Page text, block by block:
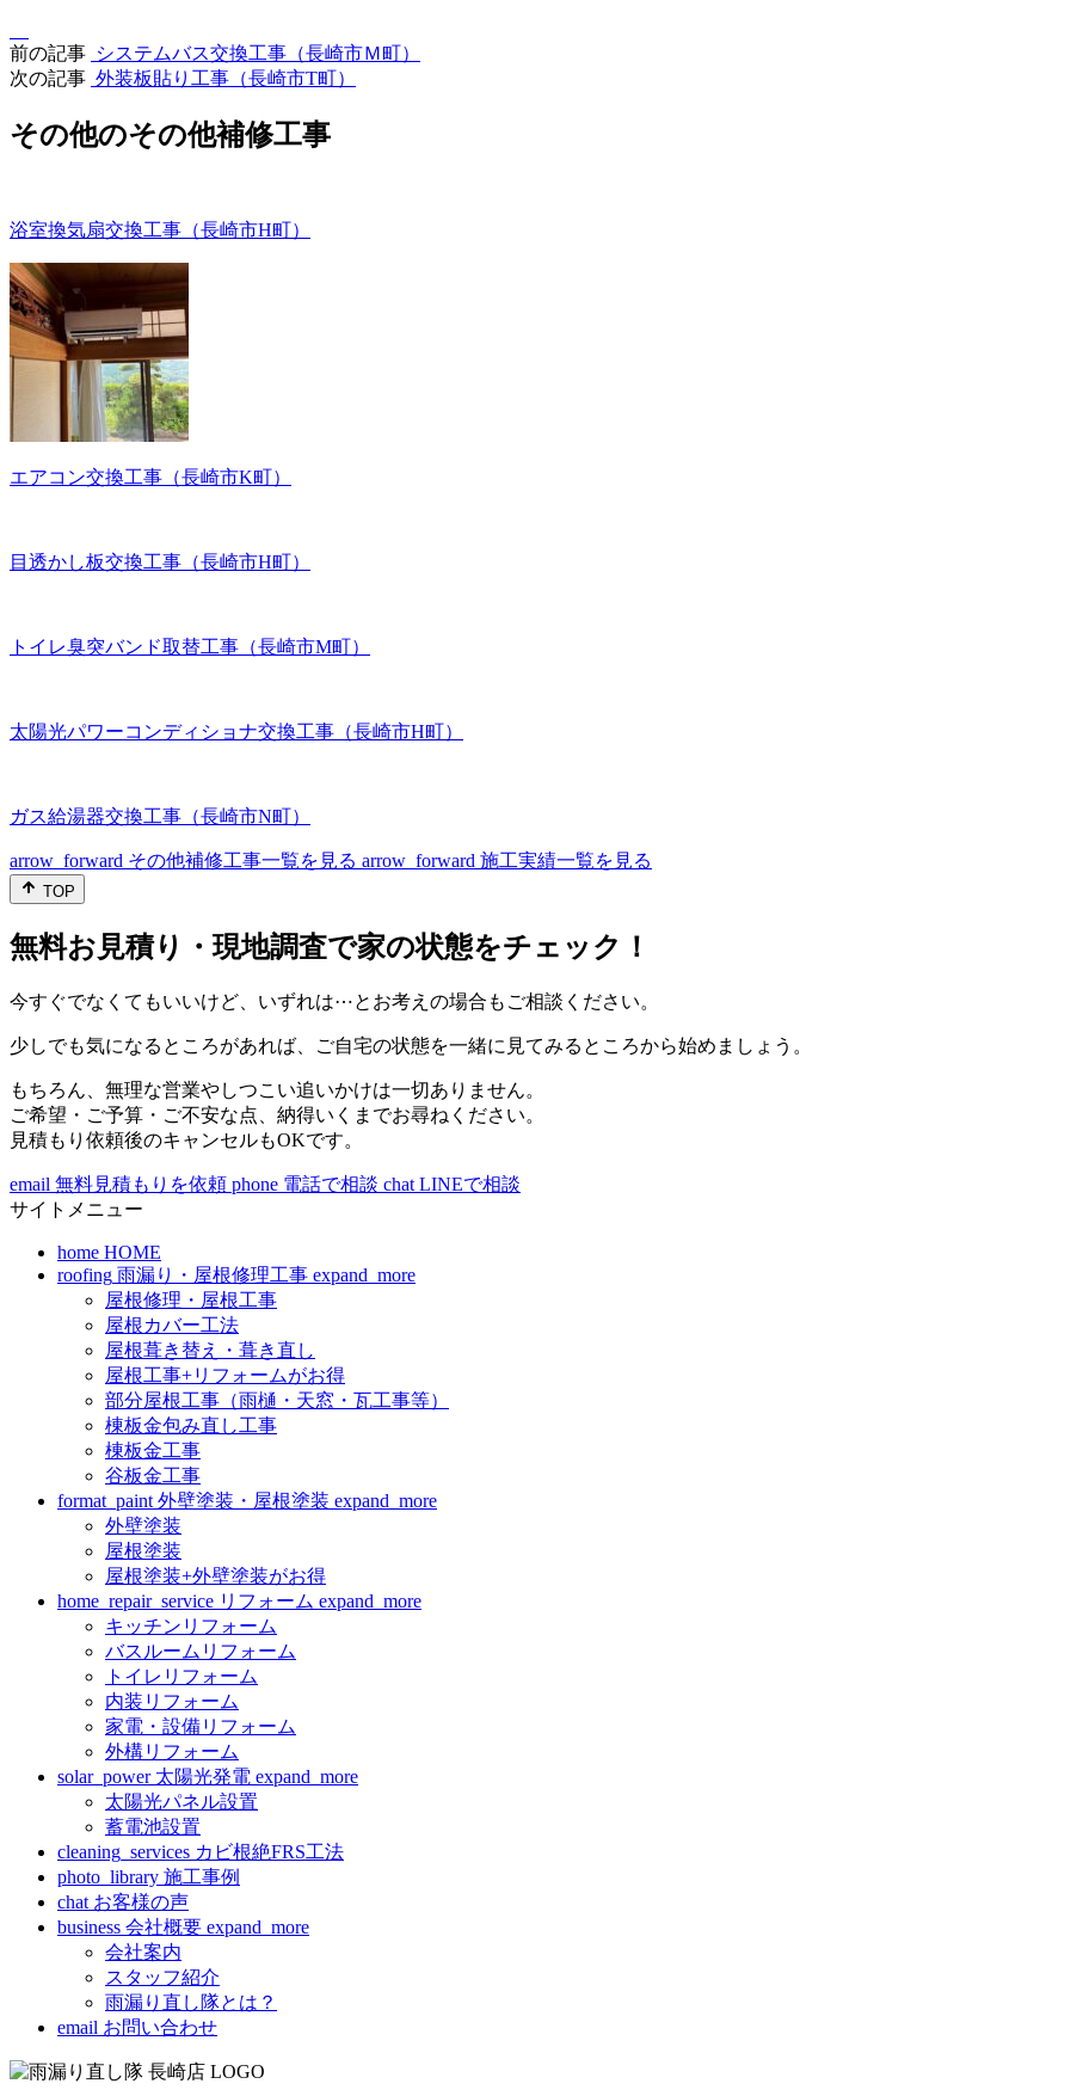
前の記事 システムバス交換工事（長崎市Ｍ町）
次の記事 外装板貼り工事（長崎市T町）
その他のその他補修工事
浴室換気扇交換工事（長崎市H町）
エアコン交換工事（長崎市K町）
目透かし板交換工事（長崎市H町）
トイレ臭突バンド取替工事（長崎市M町）
太陽光パワーコンディショナ交換工事（長崎市H町）
ガス給湯器交換工事（長崎市N町）
arrow_forward その他補修工事一覧を見る arrow_forward 施工実績一覧を見る
TOP
無料お見積り・現地調査で家の状態をチェック！
今すぐでなくてもいいけど、いずれは⋯とお考えの場合もご相談ください。
少しでも気になるところがあれば、ご自宅の状態を一緒に見てみるところから始めましょう。
もちろん、無理な営業やしつこい追いかけは一切ありません。
ご希望・ご予算・ご不安な点、納得いくまでお尋ねください。
見積もり依頼後のキャンセルもOKです。
email 無料見積もりを依頼 phone 電話で相談 chat LINEで相談
サイトメニュー
home HOME
roofing 雨漏り・屋根修理工事 expand_more
屋根修理・屋根工事
屋根カバー工法
屋根葺き替え・葺き直し
屋根工事+リフォームがお得
部分屋根工事（雨樋・天窓・瓦工事等）
棟板金包み直し工事
棟板金工事
谷板金工事
format_paint 外壁塗装・屋根塗装 expand_more
外壁塗装
屋根塗装
屋根塗装+外壁塗装がお得
home_repair_service リフォーム expand_more
キッチンリフォーム
バスルームリフォーム
トイレリフォーム
内装リフォーム
家電・設備リフォーム
外構リフォーム
solar_power 太陽光発電 expand_more
太陽光パネル設置
蓄電池設置
cleaning_services カビ根絶FRS工法
photo_library 施工事例
chat お客様の声
business 会社概要 expand_more
会社案内
スタッフ紹介
雨漏り直し隊とは？
email お問い合わせ